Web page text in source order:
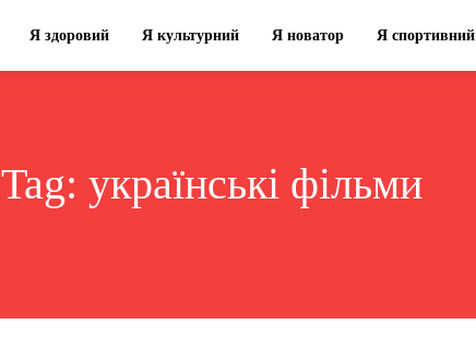
Я здоровий Я культурний Я новатор Я спортивний
Tag: українські фільми